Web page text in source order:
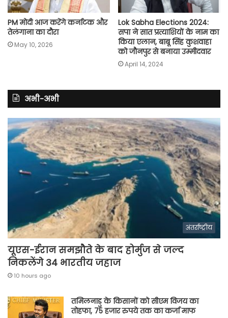
PM मोदी आज करेंगे कर्नाटक और
तेलंगाना का दौरा
May 10, 2026
Lok Sabha Elections 2024:
सपा ने सात प्रत्याशियों के नाम का
किया एलान, बाबू सिंह कुशवाहा
को जौनपुर से बनाया उम्मीदवार
April 14, 2024
अभी-अभी
अंतर्राष्ट्रीय
यूएस-ईरान समझौते के बाद होर्मुज से जल्द
निकलेंगे 34 भारतीय जहाज
10 hours ago
तमिलनाडु के किसानों को सीएम विजय का
तोहफा, 75 हजार रुपये तक का कर्जा माफ